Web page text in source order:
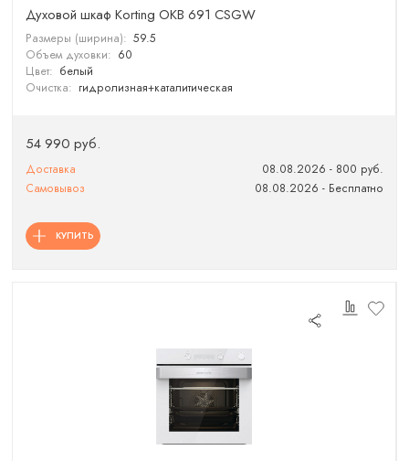
Духовой шкаф Korting OKB 691 CSGW
Размеры (ширина): 59.5
Объем духовки: 60
Цвет: белый
Очистка: гидролизная+каталитическая
54 990 руб.
Доставка
08.08.2026 - 800 руб.
Самовывоз
08.08.2026 - Бесплатно
КУПИТЬ